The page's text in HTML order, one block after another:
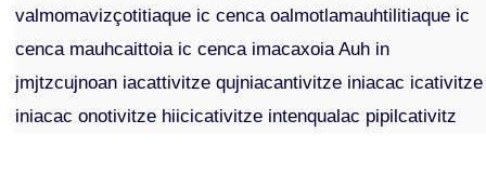
valmomavizçotitiaque ic cenca oalmotlamauhtilitiaque ic
cenca mauhcaittoia ic cenca imacaxoia Auh in
jmjtzcujnoan iacattivitze qujniacantivitze iniacac icativitze
iniacac onotivitze hiicicativitze intenqualac pipilcativitz